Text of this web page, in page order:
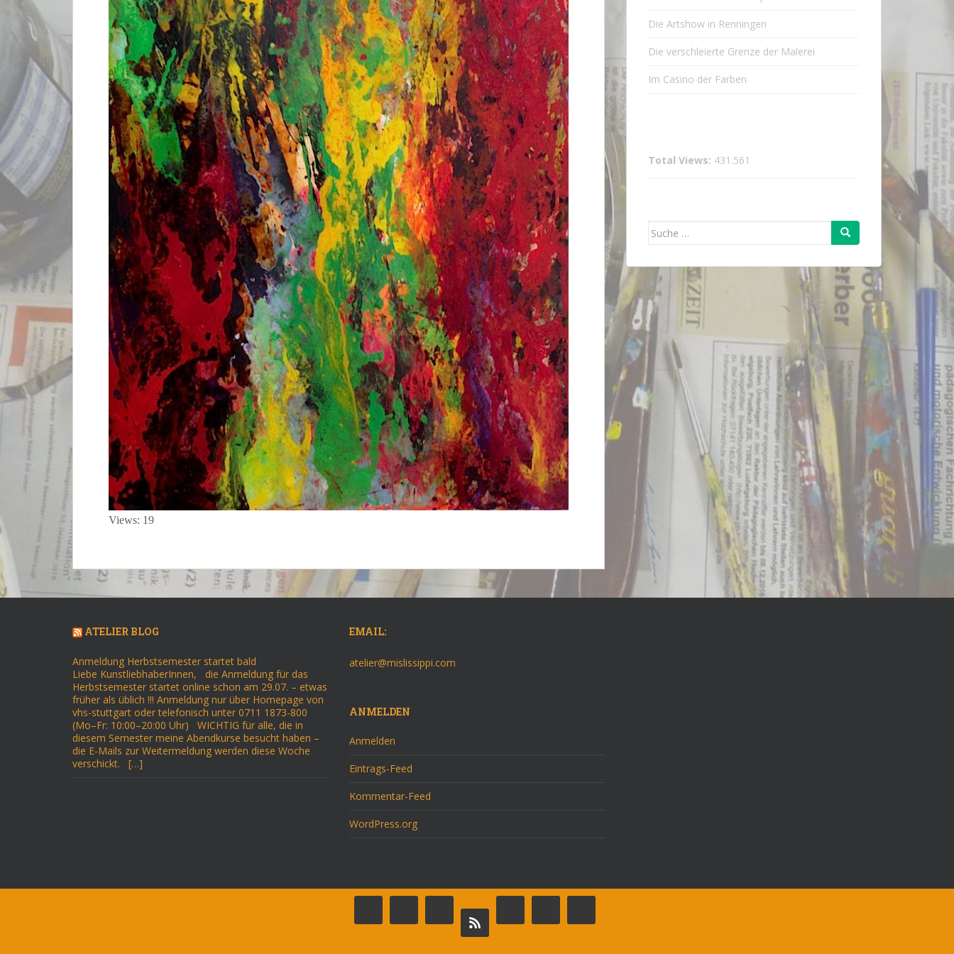
Views: 19
Die Artshow in Renningen
Die verschleierte Grenze der Malerei
Im Casino der Farben
Total Views: 431.561
Suche
ATELIER BLOG
Anmeldung Herbstsemester startet bald
Liebe KunstliebhaberInnen, die Anmeldung für das
Herbstsemester startet online schon am 29.07. – etwas
früher als üblich !!! Anmeldung nur über Homepage von
vhs-stuttgart oder telefonisch unter 0711 1873-800
(Mo–Fr: 10:00–20:00 Uhr) WICHTIG für alle, die in
diesem Semester meine Abendkurse besucht haben –
die E-Mails zur Weitermeldung werden diese Woche
verschickt. […]
EMAIL:
atelier@mislissippi.com
ANMELDEN
Anmelden
Eintrags-Feed
Kommentar-Feed
WordPress.org